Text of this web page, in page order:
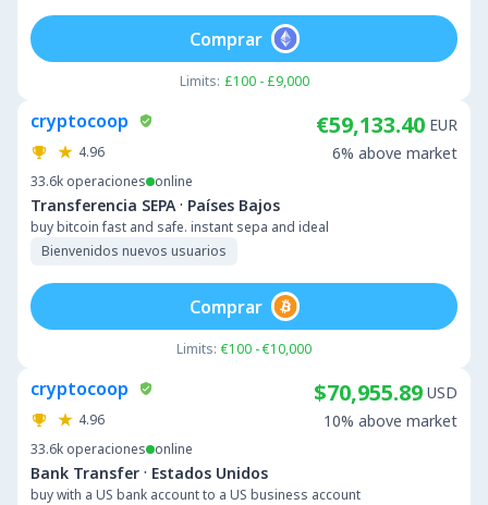
Limits: £100 - £9,000
Comprar
cryptocoop
4.96
33.6k operaciones online
Transferencia SEPA · Países Bajos
buy bitcoin fast and safe. instant sepa and ideal
Bienvenidos nuevos usuarios
€59,133.40 EUR
6% above market
Limits: €100 - €10,000
Comprar
cryptocoop
4.96
33.6k operaciones online
Bank Transfer · Estados Unidos
buy with a US bank account to a US business account
$70,955.89 USD
10% above market